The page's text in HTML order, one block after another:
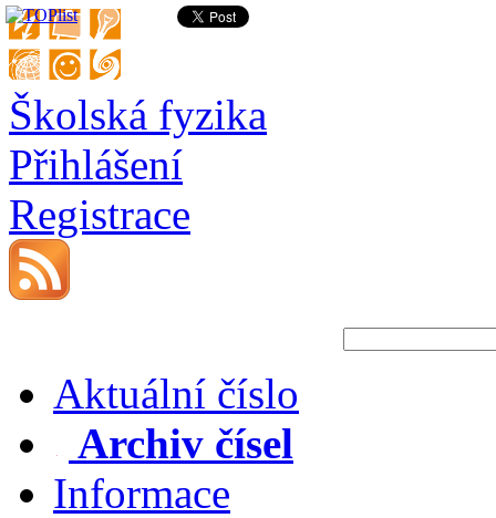
Školská fyzika
Přihlášení
Registrace
Aktuální číslo
Archiv čísel
Informace